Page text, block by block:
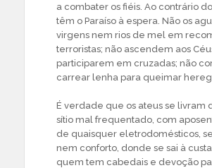
a combater os fiéis. Ao contrário
têm o Paraíso à espera. Não os
virgens nem rios de mel em
terroristas; não ascendem aos
participarem em cruzadas; não
carrear lenha para queimar
É verdade que os ateus se livram
sítio mal frequentado, com
de quaisquer eletrodomésticos,
nem conforto, donde se sai à
quem tem cabedais e devoção